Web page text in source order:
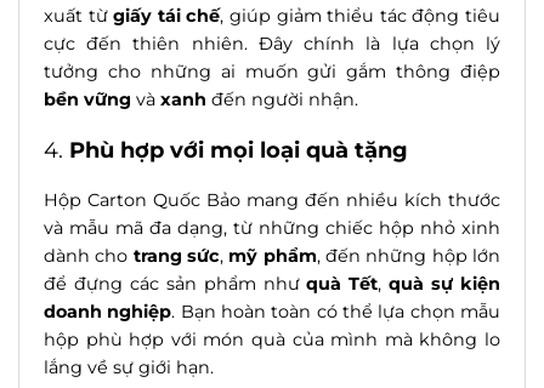
xuất từgiấy tái chế, giúp giảm thiểu tác động tiêu
cực đến thiên nhiên. Đây chính là lựa chọn lý
tưởng cho những ai muốn gửi gắm thông điệp
bền vững và xanh đến người nhận.
4. Phù hợp với mọi loại quà tặng
Hộp Carton Quốc Bảo mang đến nhiều kích thước
và mẫu mã đa dạng, từ những chiếc hộp nhỏ xinh
dành cho trang sức, mỹ phẩm, đến những hộp lớn
để đựng các sản phẩm nhưquà Tết,quà sự kiện
doanh nghiệp. Bạn hoàn toàn có thể lựa chọn mẫu
hộp phù hợp với món quà của mình mà không lo
lắng về sự giới hạn.